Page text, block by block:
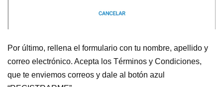
Por último, rellena el formulario con tu nombre, apellido y
correo electrónico. Acepta los Términos y Condiciones,
que te enviemos correos y dale al botón azul